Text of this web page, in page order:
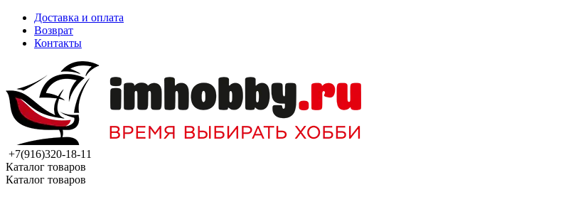
Доставка и оплата
Возврат
Контакты
+7(916)320-18-11
Каталог товаров
Каталог товаров